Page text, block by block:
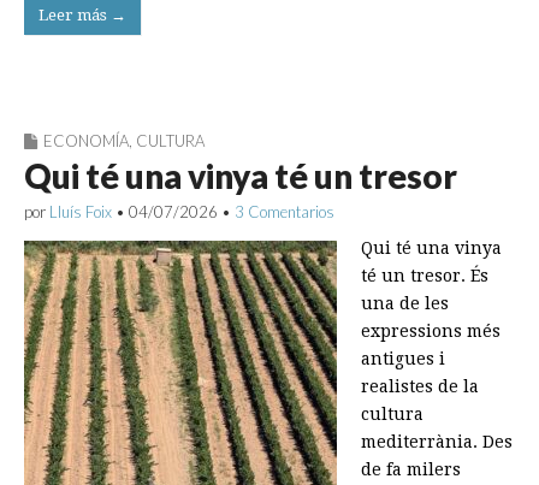
Leer más →
ECONOMÍA CULTURA
Qui té una vinya té un tresor
por Lluís Foix • 04/07/2026 • 3 Comentarios
Qui té una vinya
té un tresor. És
una de les
expressions més
antigues i
realistes de la
cultura
mediterrània. Des
de fa milers